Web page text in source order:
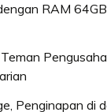
RAM
Penginapan di